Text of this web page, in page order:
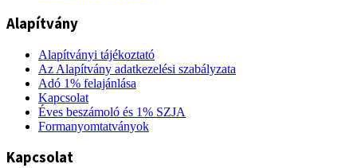
Alapítvány
Alapítványi tájékoztató
Az Alapítvány adatkezelési szabályzata
Adó 1% felajánlása
Kapcsolat
Éves beszámoló és 1% SZJA
Formanyomtatványok
Kapcsolat